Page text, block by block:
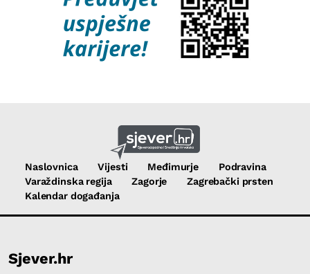
Naslovnica Vijesti Međimurje
Podravina
Varaždinska regija
Zagorje
Zagrebački prsten
Kalendar događanja
Sjever.hr